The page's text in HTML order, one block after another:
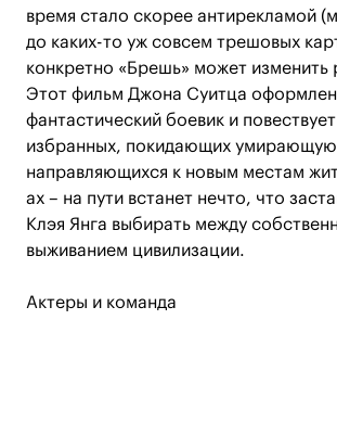
время стало скорее антирекламой
до каких-то уж совсем трешовых
конкретно «Брешь» может изменить
Этот фильм Джона Суитца оформлен
фантастический боевик и
избранных, покидающих умирающую
направляющихся к новым местам
ах – на пути встанет нечто, что
Клэя Янга выбирать между
выживанием цивилизации.
Актеры и команда